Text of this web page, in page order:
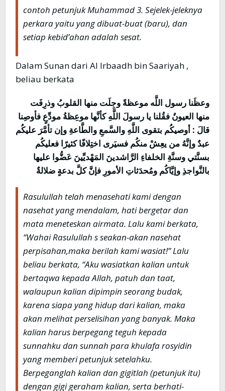
contoh petunjuk Muhammad 3. Sejelek-jeleknya
perkara yaitu yang dibuat-buat (baru), dan
setiap kebid’ahan adalah sesat.
Dalam Sunan dari Al Irbaadh bin Saariyah ,
beliau berkata
وعظَنا رسول اللَّه موعظةً وجِلَت منها القلوبُ وذرِفَت
منها العيونُ فقُلنا يا رسولَ اللَّهِ كأنَّها موعِظةُ مودِّعٍ فأوصِنا
قالَ : أوصيكُم بتقوى اللَّهِ والسَّمعِ والطَّاعةِ وإن تأمَّرَ عليكُم
عبدٌ وإنَّهُ من يعِشْ منكُم فسيَرى اختِلافًا كثيرًا فعليكُم
بسنَّتي وسنَّةِ الخلفاءِ الرَّاشدينَ المَهْديِّينَ عَضُّوا عليها
بالنَّواجذِ وإيَّاكُم ومُحدَثاتِ الأمورِ فإنَّ كلَّ بدعةٍ ضلالةٌ
Rasulullah telah menasehati kami dengan
nasehat yang mendalam, hati bergetar dan
mata meneteskan airmata. Lalu kami berkata,
“Wahai Rasulullah s seakan-akan nasehat
perpisahan,maka berilah kami wasiat!” Lalu
beliau berkata, “Aku wasiatkan kalian untuk
bertaqwa kepada Allah, patuh dan taat,
walaupun kalian dipimpin seorang budak,
karena siapa yang hidup dari kalian, maka
akan melihat perselisihan yang banyak. Maka
kalian harus berpegang teguh kepada
sunnahku dan sunnah para khulafa rosyidin
yang memberi petunjuk setelahku.
Berpeganglah kalian dan gigitlah (petunjuk itu)
dengan gigi geraham kalian, serta berhati-